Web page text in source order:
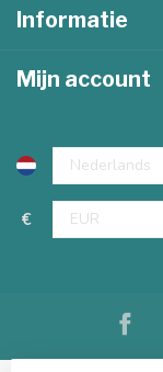
Informatie
Mijn account
€